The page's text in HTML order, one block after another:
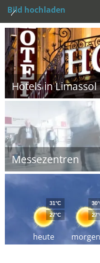
Bild hochladen
Hotels in Limassol
Messezentren
heute
31°C
27°C
morgen